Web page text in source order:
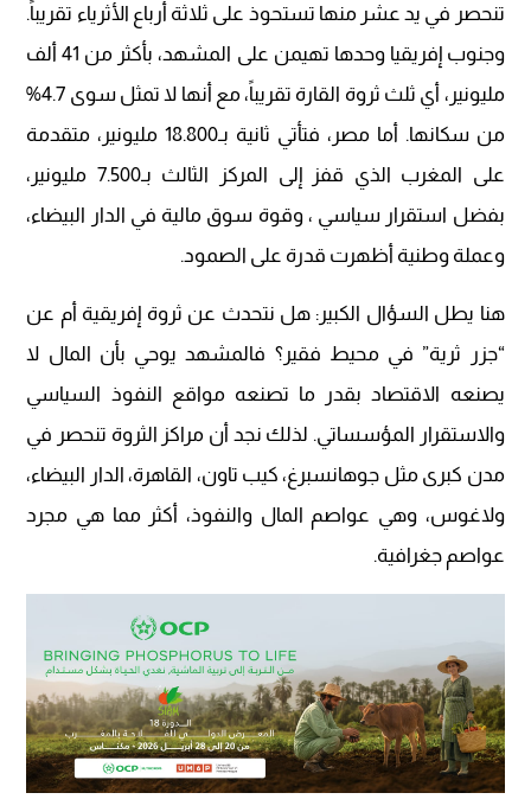
تنحصر في يد عشر منها تستحوذ على ثلاثة أرباع الأثرياء تقريباً.
وجنوب إفريقيا وحدها تهيمن على المشهد، بأكثر من 41 ألف
مليونير، أي ثلث ثروة القارة تقريباً، مع أنها لا تمثل سوى 4.7%
من سكانها. أما مصر، فتأتي ثانية بـ18.800 مليونير، متقدمة
على المغرب الذي قفز إلى المركز الثالث بـ7.500 مليونير،
بفضل استقرار سياسي ، وقوة سوق مالية في الدار البيضاء،
وعملة وطنية أظهرت قدرة على الصمود.
هنا يطل السؤال الكبير: هل نتحدث عن ثروة إفريقية أم عن
“جزر ثرية” في محيط فقير؟ فالمشهد يوحي بأن المال لا
يصنعه الاقتصاد بقدر ما تصنعه مواقع النفوذ السياسي
والاستقرار المؤسساتي. لذلك نجد أن مراكز الثروة تنحصر في
مدن كبرى مثل جوهانسبرغ، كيب تاون، القاهرة، الدار البيضاء،
ولاغوس، وهي عواصم المال والنفوذ، أكثر مما هي مجرد
عواصم جغرافية.